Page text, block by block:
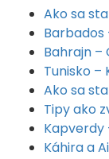
Ako sa
Barbados
Bahrajn –
Tunisko
Ako sa
Tipy ako
Kapverdy
Káhira a